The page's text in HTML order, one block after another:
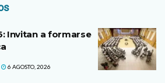
Invitan a formarse
6 AGOSTO, 2026